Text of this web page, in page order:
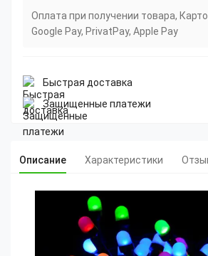
Оплата при получении товара,
Google Pay, PrivatPay, Apple Pay
Быстрая доставка
Защищенные платежи
Описание Характеристики